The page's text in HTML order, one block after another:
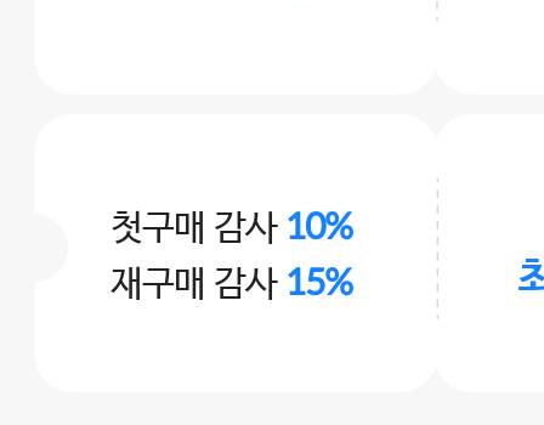
첫구매 감사 10%
재구매 감사 15%